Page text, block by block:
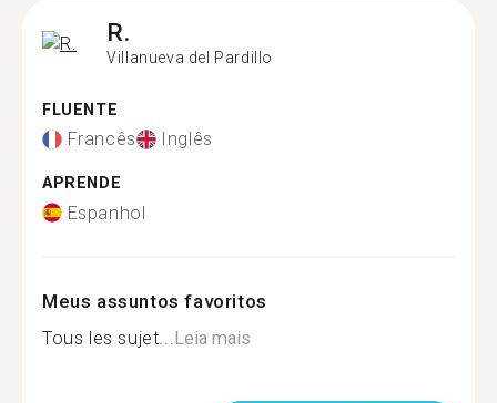
R.
Villanueva del Pardillo
FLUENTE
Francês Inglês
APRENDE
Espanhol
Meus assuntos favoritos
Tous les sujet... Leia mais